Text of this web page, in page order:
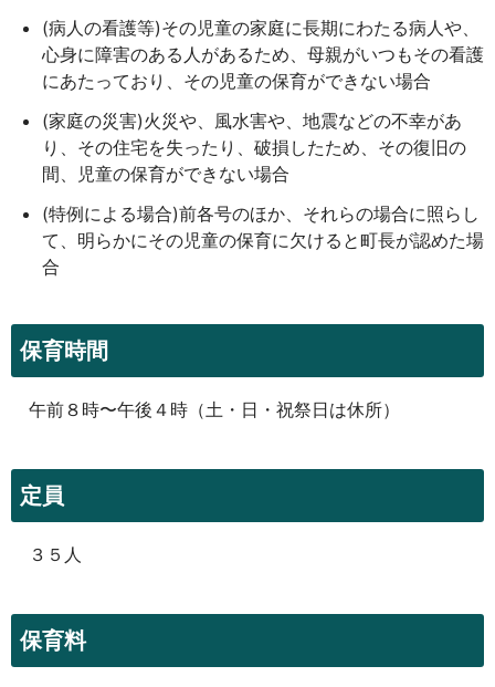
(病人の看護等)その児童の家庭に長期にわたる病人や、
心身に障害のある人があるため、母親がいつもその看護
にあたっており、その児童の保育ができない場合
(家庭の災害)火災や、風水害や、地震などの不幸があ
り、その住宅を失ったり、破損したため、その復旧の
間、児童の保育ができない場合
(特例による場合)前各号のほか、それらの場合に照らし
て、明らかにその児童の保育に欠けると町長が認めた場
合
保育時間
午前８時〜午後４時（土・日・祝祭日は休所）
定員
３５人
保育料